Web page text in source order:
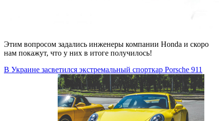
Этим вопросом задались инженеры компании Honda и скоро
нам покажут, что у них в итоге получилось!
В Украине засветился экстремальный спорткар Porsche 911